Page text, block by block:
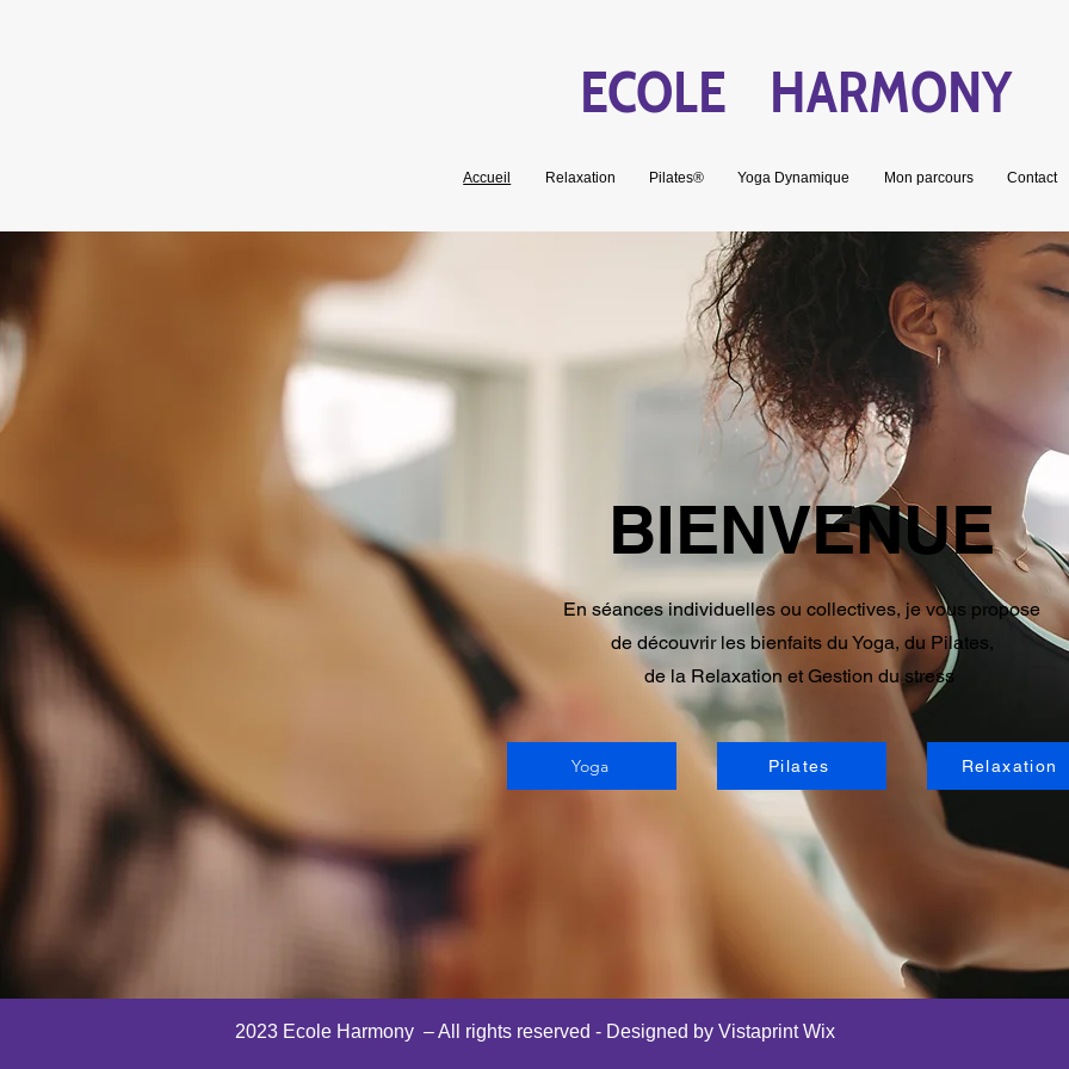
ECOLE HARMONY
Accueil Relaxation Pilates® Yoga Dynamique Mon parcours Contact
BIENVENUE
En séances individuelles ou collectives, je vous propose
de découvrir les bienfaits du Yoga, du Pilates,
de la Relaxation et Gestion du stress
Yoga Pilates Relaxation
2023 Ecole Harmony – All rights reserved - Designed by Vistaprint Wix